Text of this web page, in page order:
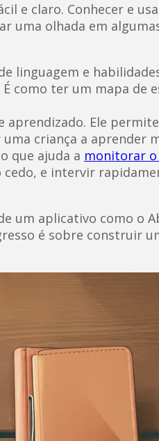
e claro. Conhecer e
uma olhada em
linguagem e
como ter um mapa de
aprendizado. Ele
criança a aprender
que ajuda a monitorar
e intervir
um aplicativo como o
é sobre construir